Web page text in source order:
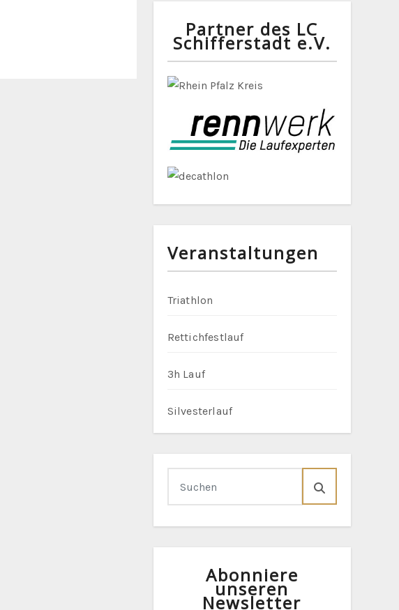
Partner des LC
Schifferstadt e.V.
Veranstaltungen
Triathlon
Rettichfestlauf
3h Lauf
Silvesterlauf
Abonniere
unseren
Newsletter